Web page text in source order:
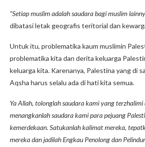
“Setiap muslim adalah saudara bagi muslim
dibatasi letak geografis teritorial dan
Untuk itu, problematika kaum muslimin
problematika kita dan derita keluarga
keluarga kita. Karenanya, Palestina yang di
Aqsha harus selalu ada di hati kita semua.
Ya Allah, tolonglah saudara kami yang terzhalimi
menangkanlah saudara kamipara pejuang
kemerdekaan. Satukanlah kalimat mereka,
mereka dan jadilah Engkau Penolong dan